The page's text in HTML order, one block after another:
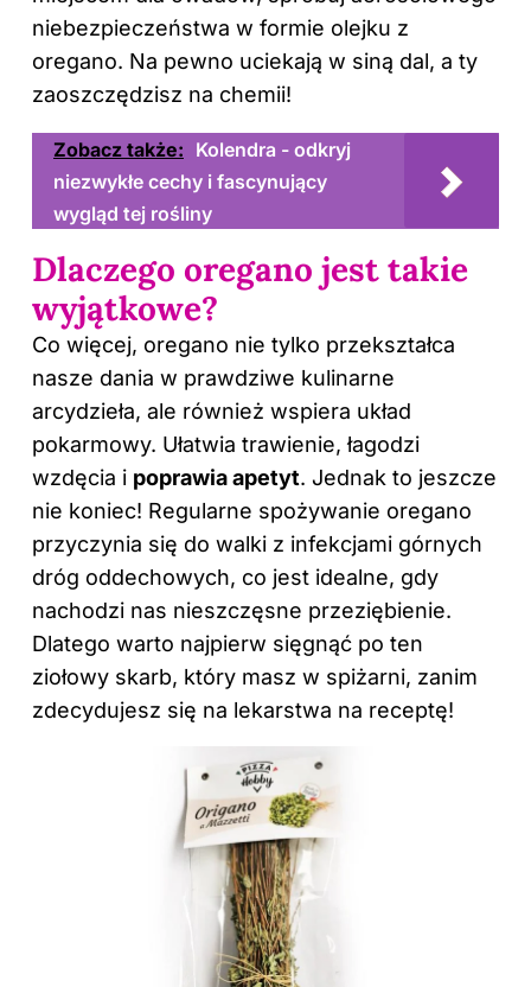
niebezpieczeństwa w formie olejku z
oregano. Na pewno uciekają w siną dal, a ty
zaoszczędzisz na chemii!
Zobacz także: Kolendra - odkryj
niezwykłe cechy i fascynujący
wygląd tej rośliny
Dlaczego oregano jest takie
wyjątkowe?
Co więcej, oregano nie tylko przekształca
nasze dania w prawdziwe kulinarne
arcydzieła, ale również wspiera układ
pokarmowy. Ułatwia trawienie, łagodzi
wzdęcia i poprawia apetyt. Jednak to jeszcze
nie koniec! Regularne spożywanie oregano
przyczynia się do walki z infekcjami górnych
dróg oddechowych, co jest idealne, gdy
nachodzi nas nieszczęsne przeziębienie.
Dlatego warto najpierw sięgnąć po ten
ziołowy skarb, który masz w spiżarni, zanim
zdecydujesz się na lekarstwa na receptę!